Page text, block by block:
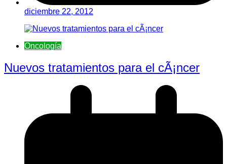
diciembre 22, 2012
Oncología
Nuevos tratamientos para el cÃ¡ncer